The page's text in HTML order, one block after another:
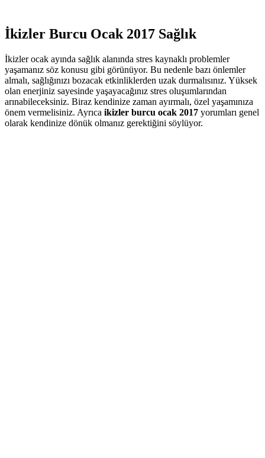
İkizler Burcu Ocak 2017 Sağlık
İkizler ocak ayında sağlık alanında stres kaynaklı problemler
yaşamanız söz konusu gibi görünüyor. Bu nedenle bazı önlemler
almalı, sağlığınızı bozacak etkinliklerden uzak durmalısınız. Yüksek
olan enerjiniz sayesinde yaşayacağınız stres oluşumlarından
arınabileceksiniz. Biraz kendinize zaman ayırmalı, özel yaşamınıza
önem vermelisiniz. Ayrıca ikizler burcu ocak 2017 yorumları genel
olarak kendinize dönük olmanız gerektiğini söylüyor.